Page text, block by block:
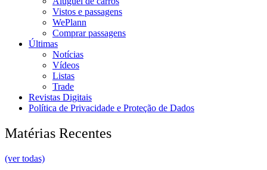
Vistos e passagens
WePlann
Comprar passagens
Últimas
Notícias
Vídeos
Listas
Trade
Revistas Digitais
Política de Privacidade e Proteção de Dados
Matérias Recentes
(ver todas)